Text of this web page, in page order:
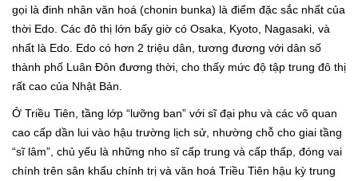
gọi là đinh nhân văn hoá (chonin bunka) là điểm đặc sắc nhất của
thời Edo. Các đô thị lớn bấy giờ có Osaka, Kyoto, Nagasaki, và
nhất là Edo. Edo có hơn 2 triệu dân, tương đương với dân số
thành phố Luân Đôn đương thời, cho thấy mức độ tập trung đô thị
rất cao của Nhật Bản.
Ở Triều Tiên, tầng lớp “lưỡng ban” với sĩ đại phu và các võ quan
cao cấp dần lui vào hậu trường lịch sử, nhường chỗ cho giai tầng
“sĩ lâm”, chủ yếu là những nho sĩ cấp trung và cấp thấp, đóng vai
chính trên sân khấu chính trị và văn hoá Triều Tiên hậu kỳ trung